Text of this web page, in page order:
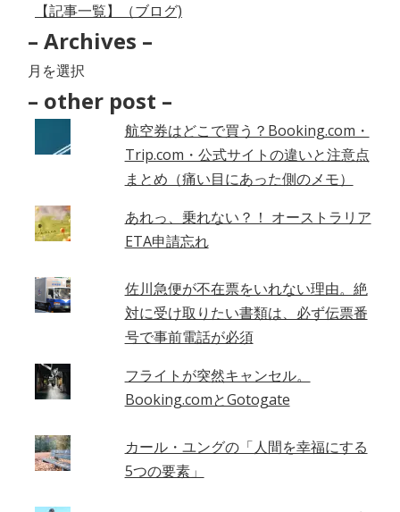
【記事一覧】（ブログ)
– Archives –
–
Archives
– other post –
航空券はどこで買う？Booking.com・
Trip.com・公式サイトの違いと注意点
まとめ（痛い目にあった側のメモ）
あれっ、乗れない？！ オーストラリア
ETA申請忘れ
佐川急便が不在票をいれない理由。絶
対に受け取りたい書類は、必ず伝票番
号で事前電話が必須
フライトが突然キャンセル。
Booking.comとGotogate
カール・ユングの「人間を幸福にする
5つの要素」